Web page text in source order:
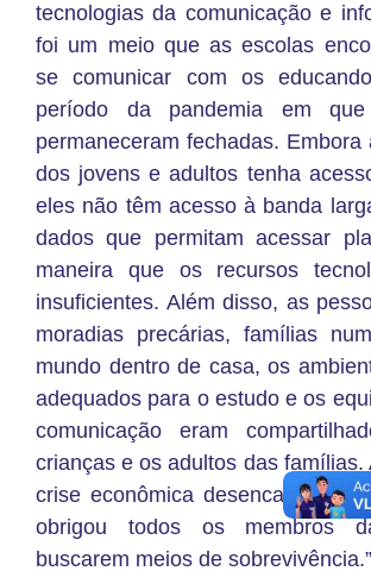
tecnologias da comunicação e
foi um meio que as escolas
se comunicar com os
período da pandemia em
permaneceram fechadas. Embora
dos jovens e adultos tenha
eles não têm acesso à banda
dados que permitam acessar
maneira que os recursos
insuficientes. Além disso, as
moradias precárias, famílias
mundo dentro de casa, os
adequados para o estudo e os
comunicação eram
crianças e os adultos das famílias.
crise econômica desencadeada
obrigou todos os membros
buscarem meios de sobrevivência.”